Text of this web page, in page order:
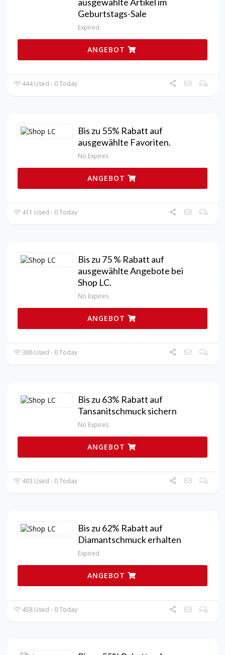
Geburtstags-Sale
Expired
ANGEBOT
444 Used - 0 Today
Bis zu 55% Rabatt auf
ausgewählte Favoriten.
No Expires
ANGEBOT
411 Used - 0 Today
Bis zu 75 % Rabatt auf
ausgewählte Angebote bei
Shop LC.
No Expires
ANGEBOT
388 Used - 0 Today
Bis zu 63% Rabatt auf
Tansanitschmuck sichern
No Expires
ANGEBOT
403 Used - 0 Today
Bis zu 62% Rabatt auf
Diamantschmuck erhalten
Expired
ANGEBOT
458 Used - 0 Today